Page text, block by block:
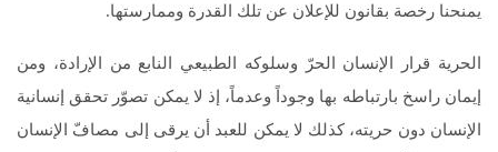
يمنحنا رخصة بقانون للإعلان عن تلك القدرة وممارستها.
الحرية قرار الإنسان الحرّ وسلوكه الطبيعي النابع من الإرادة، ومن
إيمان راسخ بارتباطه بها وجوداً وعدماً، إذ لا يمكن تصوّر تحقق إنسانية
الإنسان دون حريته، كذلك لا يمكن للعبد أن يرقى إلى مصافّ الإنسان